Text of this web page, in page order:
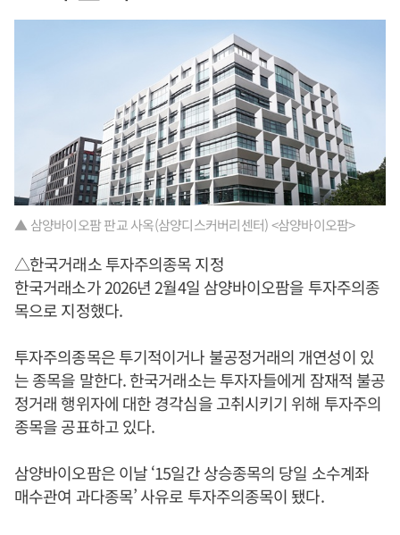
▲ 삼양바이오팜 판교 사옥(삼양디스커버리센터) <삼양바이오팜>
△한국거래소 투자주의종목 지정
한국거래소가 2026년 2월4일 삼양바이오팜을 투자주의종
목으로 지정했다.
투자주의종목은 투기적이거나 불공정거래의 개연성이 있
는 종목을 말한다. 한국거래소는 투자자들에게 잠재적 불공
정거래 행위자에 대한 경각심을 고취시키기 위해 투자주의
종목을 공표하고 있다.
삼양바이오팜은 이날 ‘15일간 상승종목의 당일 소수계좌
매수관여 과다종목’ 사유로 투자주의종목이 됐다.